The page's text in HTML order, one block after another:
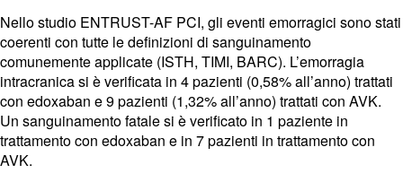
Nello studio ENTRUST-AF PCI, gli eventi emorragici sono stati
coerenti con tutte le definizioni di sanguinamento
comunemente applicate (ISTH, TIMI, BARC). L’emorragia
intracranica si è verificata in 4 pazienti (0,58% all’anno) trattati
con edoxaban e 9 pazienti (1,32% all’anno) trattati con AVK.
Un sanguinamento fatale si è verificato in 1 paziente in
trattamento con edoxaban e in 7 pazienti in trattamento con
AVK.